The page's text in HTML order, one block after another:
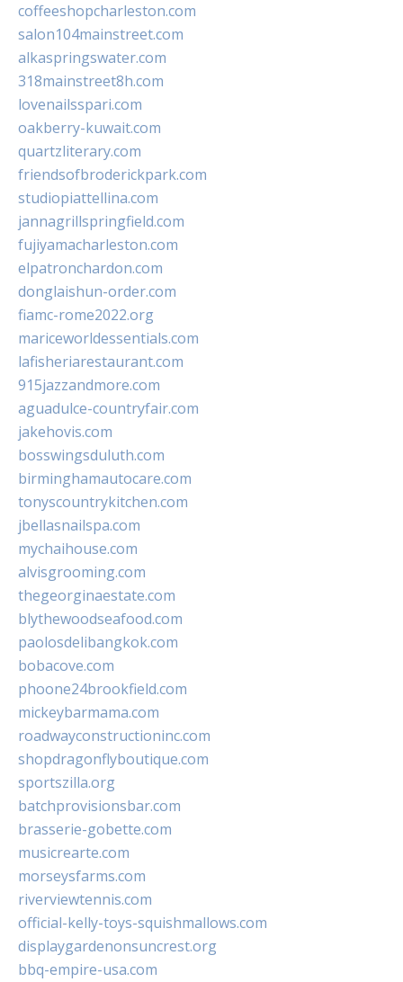
coffeeshopcharleston.com
salon104mainstreet.com
alkaspringswater.com
318mainstreet8h.com
lovenailsspari.com
oakberry-kuwait.com
quartzliterary.com
friendsofbroderickpark.com
studiopiattellina.com
jannagrillspringfield.com
fujiyamacharleston.com
elpatronchardon.com
donglaishun-order.com
fiamc-rome2022.org
mariceworldessentials.com
lafisheriarestaurant.com
915jazzandmore.com
aguadulce-countryfair.com
jakehovis.com
bosswingsduluth.com
birminghamautocare.com
tonyscountrykitchen.com
jbellasnailspa.com
mychaihouse.com
alvisgrooming.com
thegeorginaestate.com
blythewoodseafood.com
paolosdelibangkok.com
bobacove.com
phoone24brookfield.com
mickeybarmama.com
roadwayconstructioninc.com
shopdragonflyboutique.com
sportszilla.org
batchprovisionsbar.com
brasserie-gobette.com
musicrearte.com
morseysfarms.com
riverviewtennis.com
official-kelly-toys-squishmallows.com
displaygardenonsuncrest.org
bbq-empire-usa.com